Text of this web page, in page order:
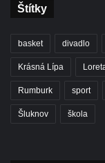
Štítky
basket divadlo
Krásná Lípa
Rumburk sport
Šluknov škola